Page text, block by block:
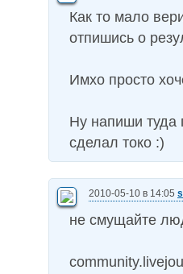
Как то мало
отпишись о
Имхо просто
Ну напиши туда
сделал токо :)
2010-05-10 в 14:05
не смущайте